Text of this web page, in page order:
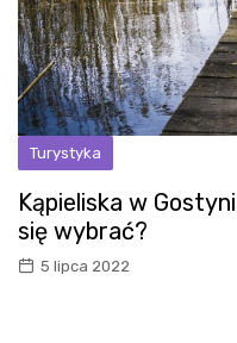
Turystyka
Kąpieliska w
się wybrać?
5 lipca 2022